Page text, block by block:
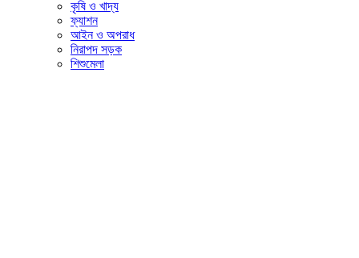
কৃষি ও খাদ্য
ফ্যাশন
আইন ও অপরাধ
নিরাপদ সড়ক
শিশুমেলা